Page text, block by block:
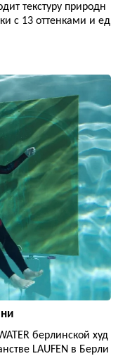
текстуру природн
с 13 оттенками и ед
берлинской худ
LAUFEN в Берли